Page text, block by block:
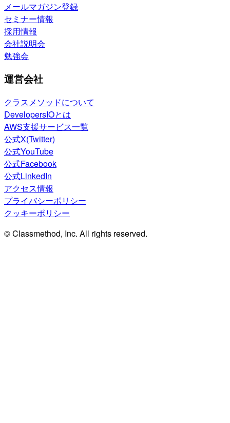
メールマガジン登録
セミナー情報
採用情報
会社説明会
勉強会
運営会社
クラスメソッドについて
DevelopersIOとは
AWS支援サービス一覧
公式X(Twitter)
公式YouTube
公式Facebook
公式LinkedIn
アクセス情報
プライバシーポリシー
クッキーポリシー
© Classmethod, Inc. All rights reserved.